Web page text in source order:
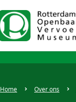
Home Over ons